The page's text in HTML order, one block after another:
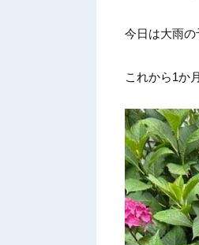
今日は大雨の
これから1か